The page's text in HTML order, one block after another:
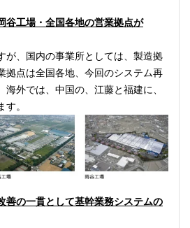
谷工場・全国各地の営業拠点が
が、国内の事業所としては、製造拠
拠点は全国各地、今回のシステム再
外では、中国の、江藤と福建に、
。
善の一貫として基幹業務システムの